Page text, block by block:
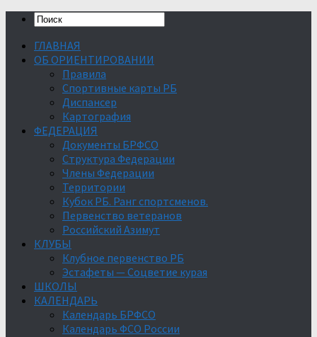
ГЛАВНАЯ
ОБ ОРИЕНТИРОВАНИИ
Правила
Спортивные карты РБ
Диспансер
Картография
ФЕДЕРАЦИЯ
Документы БРФСО
Структура Федерации
Члены Федерации
Территории
Кубок РБ. Ранг спортсменов.
Первенство ветеранов
Российский Азимут
КЛУБЫ
Клубное первенство РБ
Эстафеты — Соцветие курая
ШКОЛЫ
КАЛЕНДАРЬ
Календарь БРФСО
Календарь ФСО России